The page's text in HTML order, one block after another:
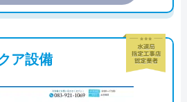
ア設備